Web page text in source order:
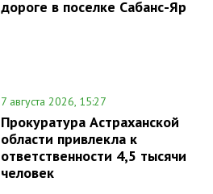
дороге в поселке Сабанс-Яр
7 августа 2026, 15:27
Прокуратура Астраханской
области привлекла к
ответственности 4,5 тысячи
человек